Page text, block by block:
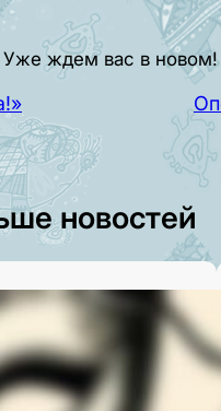
Уже ждем вас в новом!
новостей